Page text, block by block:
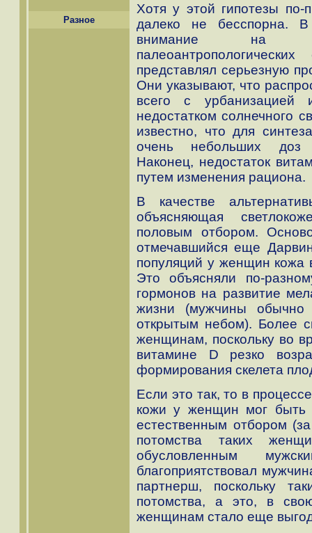
Разное
Хотя у этой гипотезы по-
далеко не бесспорна. В
внимание на
представлял серьезную
Они указывают, что
всего с
недостатком солнечного
известно, что для
очень небольших доз
Наконец, недостаток
путем изменения рациона.
В качестве
объясняющая
половым отбором.
отмечавшийся еще
популяций у женщин кожа
Это объясняли по-
гормонов на развитие
жизни (мужчины обычно
открытым небом). Более
женщинам, поскольку во
витамине D резко
формирования скелета
Если это так, то в
кожи у женщин мог быть
естественным отбором
потомства таких
обусловленным
благоприятствовал
партнерш, поскольку
потомства, а это, в
женщинам стало еще